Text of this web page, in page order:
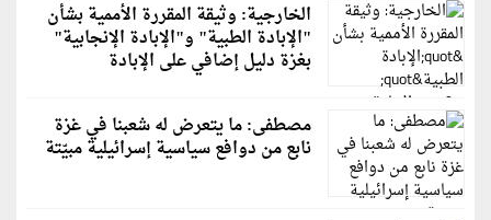
الخارجية: وثيقة المقررة الأممية بشأن
"الإبادة الطبية" و"الإبادة الإنجابية"
بغزة دليل إضافي على الإبادة
مصطفى: ما يتعرض له شعبنا في غزة
نابع من دوافع سياسية إسرائيلية مبيّتة